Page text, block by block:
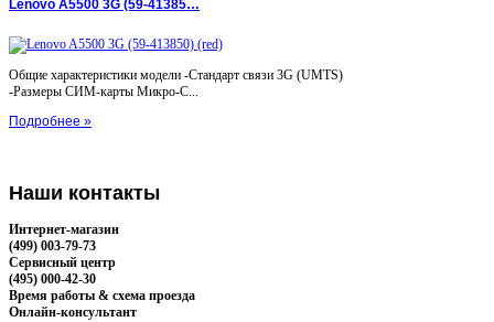
Lenovo A5500 3G (59-41385…
Общие характеристики модели -Стандарт связи 3G (UMTS)
-Размеры СИМ-карты Микро-С...
Подробнее »
Наши контакты
Интернет-магазин
(499) 003-79-73
Сервисный центр
(495) 000-42-30
Время работы & схема проезда
Онлайн-консультант